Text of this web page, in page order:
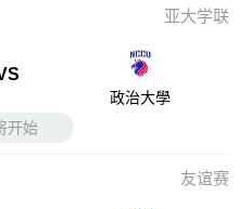
亚大学联
政治大學
开始
友谊赛